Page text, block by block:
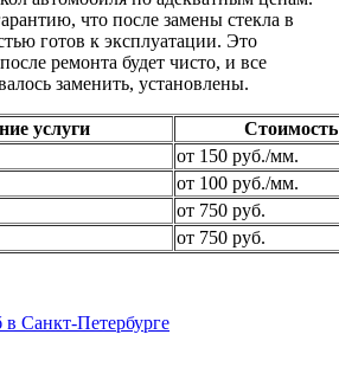
что после замены стекла в
готов к эксплуатации. Это
ремонта будет чисто, и все
заменить, установлены.
услуги
Стоимость
от 150 руб./мм.
от 100 руб./мм.
от 750 руб.
от 750 руб.
Санкт-Петербурге